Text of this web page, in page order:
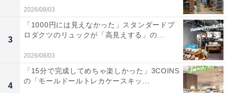
2026/08/03
3
「1000円には見えなかった」スタンダードプ
ロダクツのリュックが「高見えする」の...
2026/08/03
4
「15分で完成してめちゃ楽しかった」3COINS
の「モールドールトレカケースキッ...